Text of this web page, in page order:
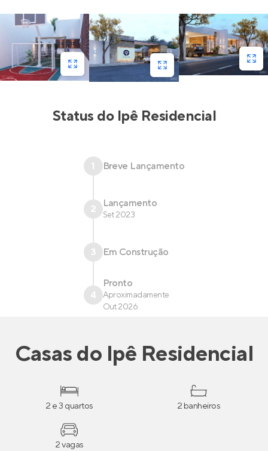
Status do Ipê Residencial
1 Breve Lançamento
2 Lançamento
Set 2023
3 Em Construção
4
Pronto
Aproximadamente
Out 2026
Casasdo Ipê Residencial
2 e 3 quartos 2 banheiros
2 vagas